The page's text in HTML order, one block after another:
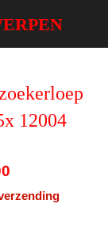
12004